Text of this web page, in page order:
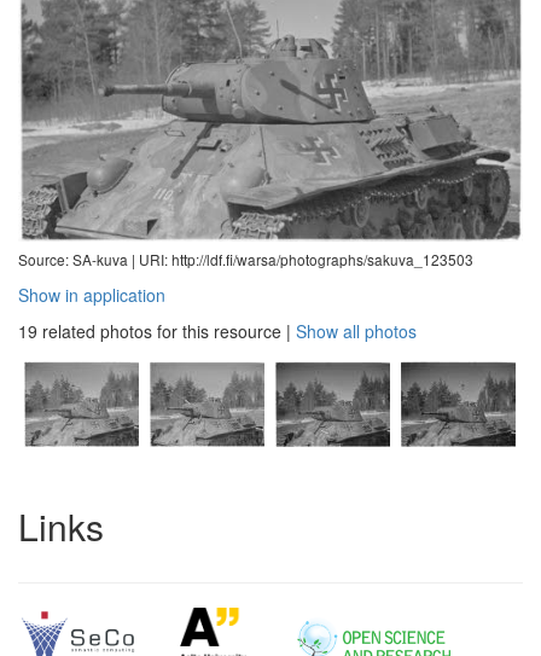
Source: SA-kuva | URI: http://ldf.fi/warsa/photographs/sakuva_123503
Show in application
19 related photos for this resource | Show all photos
Links